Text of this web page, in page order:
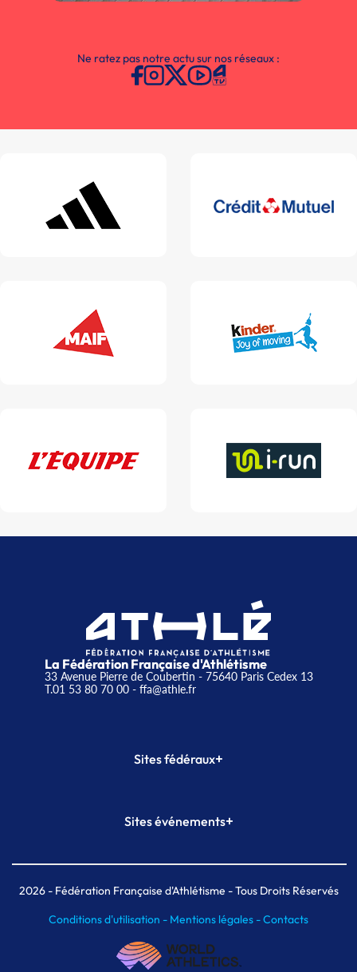
Ne ratez pas notre actu sur nos réseaux :
La Fédération Française d'Athlétisme
33 Avenue Pierre de Coubertin - 75640 Paris Cedex 13
T.01 53 80 70 00- ffa@athle.fr
Sites fédéraux+
Plateforme Formation
Sites événements+
Meeting de Paris indoor
MAIF Ekiden de Paris
2026- Fédération Française d'Athlétisme - Tous Droits Réservés
Conditions d'utilisation - Mentions légales -Contacts